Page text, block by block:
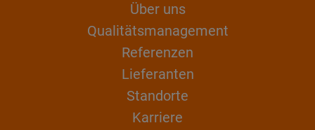
Über uns
Qualitätsmanagement
Referenzen
Lieferanten
Standorte
Karriere